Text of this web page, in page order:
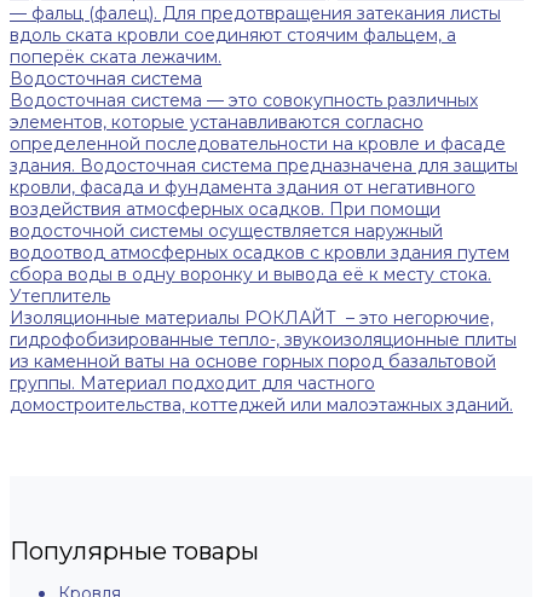
— фальц (фалец). Для предотвращения затекания листы
вдоль ската кровли соединяют стоячим фальцем, а
поперёк ската лежачим.
Водосточная система
Водосточная система — это совокупность различных
элементов, которые устанавливаются согласно
определенной последовательности на кровле и фасаде
здания. Водосточная система предназначена для защиты
кровли, фасада и фундамента здания от негативного
воздействия атмосферных осадков. При помощи
водосточной системы осуществляется наружный
водоотвод атмосферных осадков с кровли здания путем
сбора воды в одну воронку и вывода её к месту стока.
Утеплитель
Изоляционные материалы РОКЛАЙТ – это негорючие,
гидрофобизированные тепло-, звукоизоляционные плиты
из каменной ваты на основе горных пород базальтовой
группы. Материал подходит для частного
домостроительства, коттеджей или малоэтажных зданий.
Популярные товары